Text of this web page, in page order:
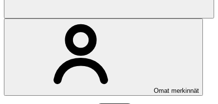
Omat merkinnät